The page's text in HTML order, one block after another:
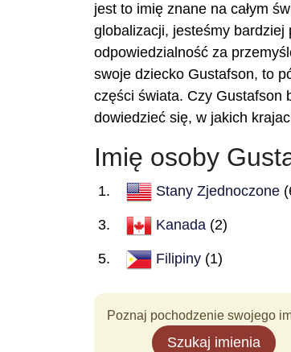
jest to imię znane na całym
globalizacji, jesteśmy bardziej
odpowiedzialność za
swoje dziecko Gustafson, to
części świata. Czy Gustafson
dowiedzieć się, w jakich
Imię osoby
Stany Zjednoczone
Kanada (2)
Filipiny (1)
Poznaj pochodzenie swojego
Szukaj imienia